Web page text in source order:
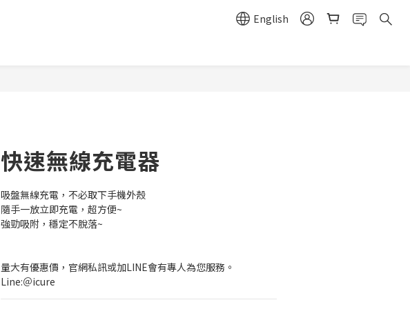
English
快速無線充電器
吸盤無線充電，不必取下手機外殼
隨手一放立即充電，超方便~
強勁吸附，穩定不脫落~
量大有優惠價，官網私訊或加LINE會有專人為您服務。
Line:＠icure